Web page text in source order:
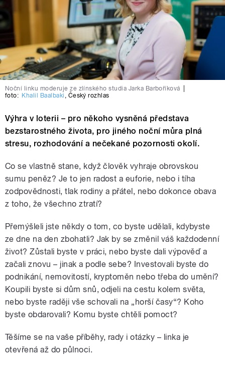
Noční linku moderuje ze zlínského studia Jarka Barboříková
foto: Khalil Baalbaki , Český rozhlas
Výhra v loterii – pro někoho vysněná představa
bezstarostného života, pro jiného noční můra plná
stresu, rozhodování a nečekané pozornosti okolí.
Co se vlastně stane, když člověk vyhraje obrovskou
sumu peněz? Je to jen radost a euforie, nebo i tíha
zodpovědnosti, tlak rodiny a přátel, nebo dokonce obava
z toho, že všechno ztratí?
Přemýšleli jste někdy o tom, co byste udělali, kdybyste
ze dne na den zbohatli? Jak by se změnil váš každodenní
život? Zůstali byste v práci, nebo byste dali výpověď a
začali znovu – jinak a podle sebe? Investovali byste do
podnikání, nemovitostí, kryptoměn nebo třeba do umění?
Koupili byste si dům snů, odjeli na cestu kolem světa,
nebo byste raději vše schovali na „horší časy“? Koho
byste obdarovali? Komu byste chtěli pomoct?
Těšíme se na vaše příběhy, rady i otázky – linka je
otevřená až do půlnoci.